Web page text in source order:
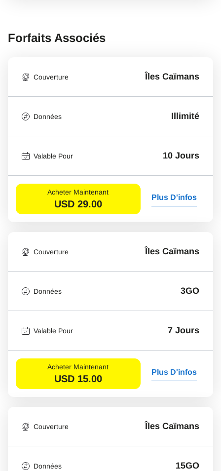
Forfaits Associés
Couverture Îles Caïmans
Données Illimité
Valable Pour 10 Jours
Acheter Maintenant
USD 29.00
Plus D'infos
Couverture Îles Caïmans
Données 3GO
Valable Pour 7 Jours
Acheter Maintenant
USD 15.00
Plus D'infos
Couverture Îles Caïmans
Données 15GO